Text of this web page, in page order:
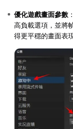
優化遊戲畫面參數
高負載選項，並將
得更平穩的畫面表現